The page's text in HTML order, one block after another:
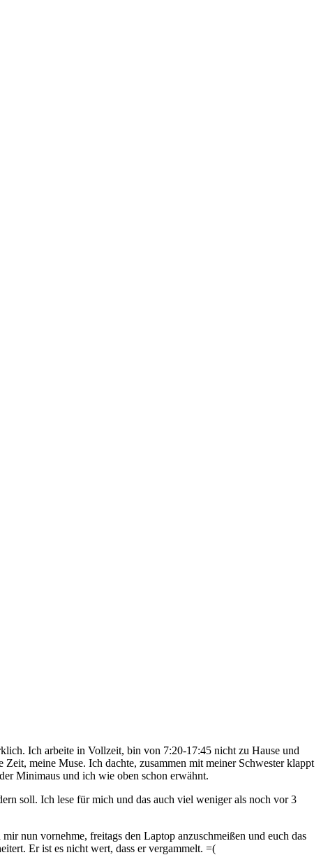
Ich arbeite in Vollzeit, bin von 7:20-17:45 nicht zu Hause und
meine Muse. Ich dachte, zusammen mit meiner Schwester klappt
Minimaus und ich wie oben schon erwähnt.
soll. Ich lese für mich und das auch viel weniger als noch vor 3
nun vornehme, freitags den Laptop anzuschmeißen und euch das
Er ist es nicht wert, dass er vergammelt. =(